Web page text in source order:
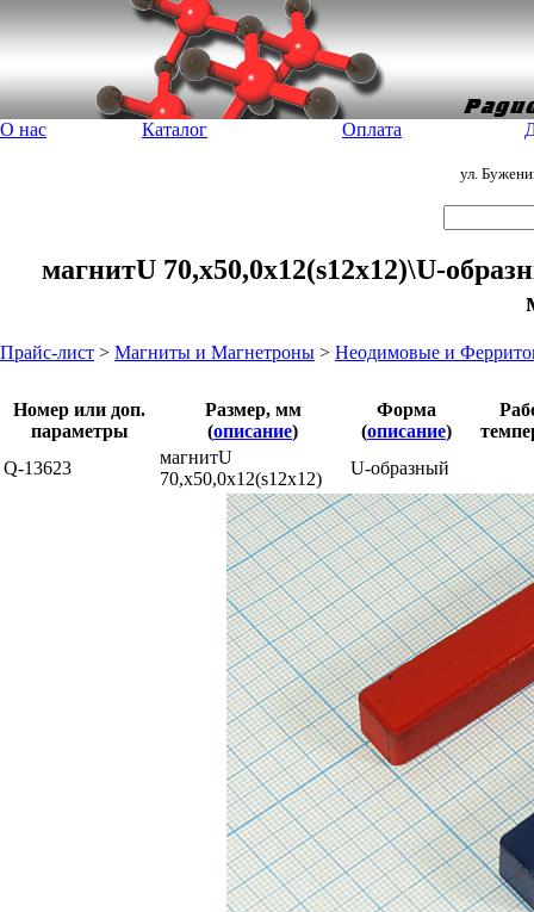
О нас Каталог Оплата
ул.
магнитU 70,x50,0x12(s12x12)\U-
Прайс-лист > Магниты и Магнетроны > Неодимовые и
Номер или доп.
параметры
Размер, мм
(описание)
Форма
(описание)
Q-13623
магнитU
70,x50,0x12(s12x12)
U-образный